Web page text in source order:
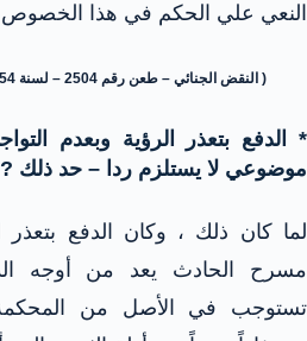
النعي علي الحكم في هذا الخصوص
( النقض الجنائي – طعن رقم 2504 – لسنة 54 ق تاريخ الجلسة 4 / 12 / 1984 )
* الدفع بتعذر الرؤية وبعدم
موضوعي لا يستلزم ردا – حد ذلك ?
لما كان ذلك ، وكان الدفع
مسرح الحادث يعد من أوجه
تستوجب في الأصل من المحكمة